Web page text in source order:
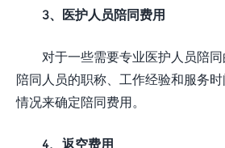
3、医护人员陪同费用
对于一些需要专业医护人员陪
陪同人员的职称、工作经验和服务
情况来确定陪同费用。
4、返空费用